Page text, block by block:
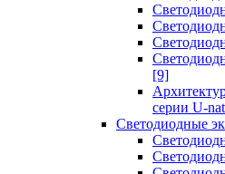
[9]
серии U-
Светодиодные